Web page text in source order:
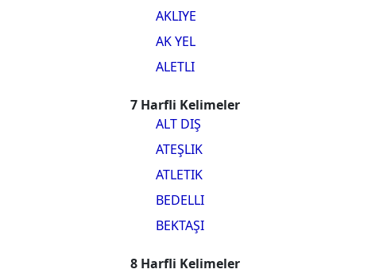
AKLIYE
AK YEL
ALETLI
7 Harfli Kelimeler
ALT DIŞ
ATEŞLIK
ATLETIK
BEDELLI
BEKTAŞI
8 Harfli Kelimeler